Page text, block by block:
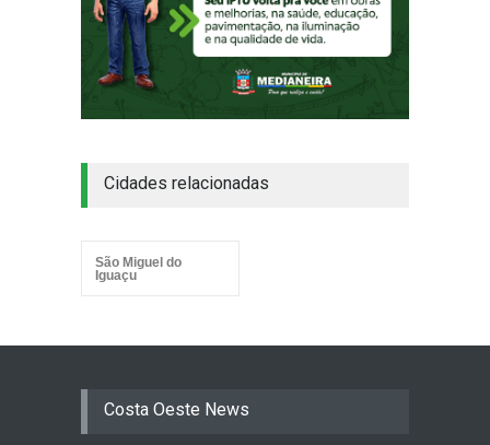
Cidades relacionadas
São Miguel do
Iguaçu
Costa Oeste News